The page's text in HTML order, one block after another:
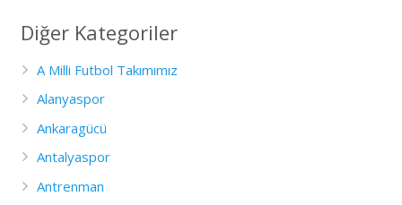
Diğer Kategoriler
A Milli Futbol Takımımız
Alanyaspor
Ankaragücü
Antalyaspor
Antrenman